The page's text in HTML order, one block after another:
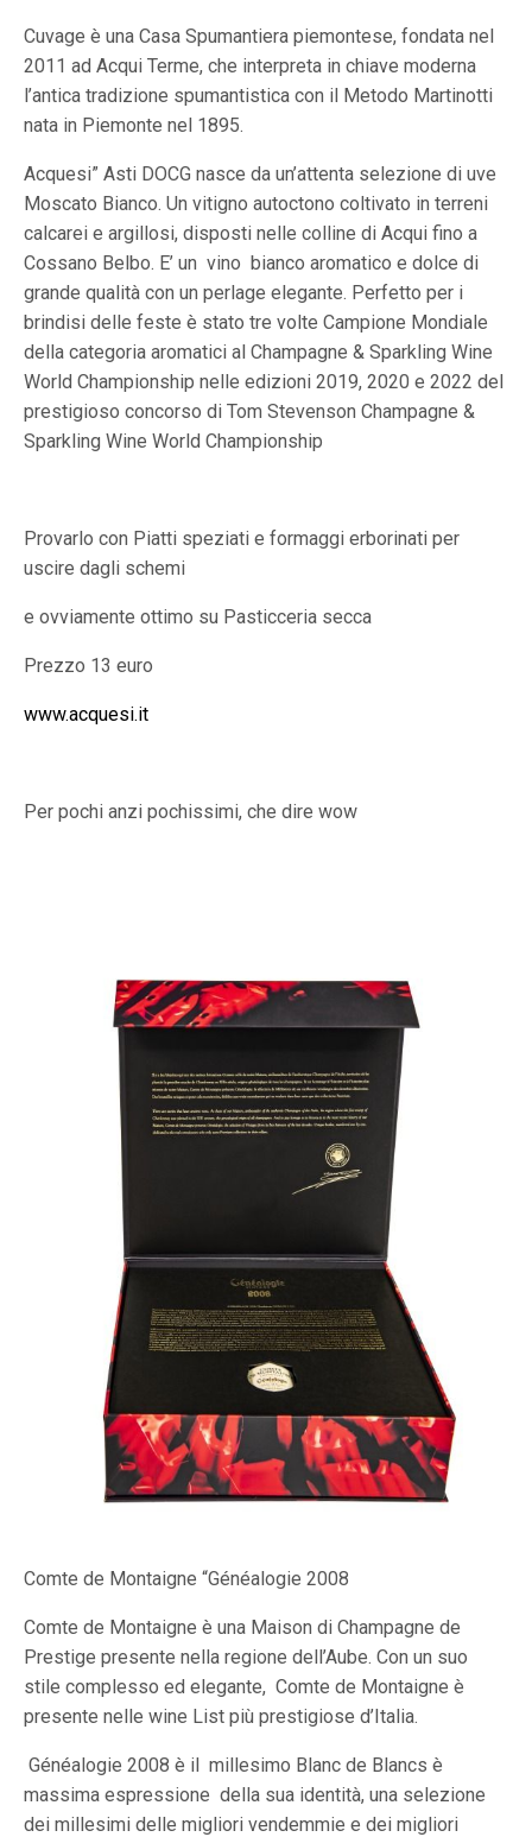
Cuvage è una Casa Spumantiera piemontese, fondata nel
2011 ad Acqui Terme, che interpreta in chiave moderna
l’antica tradizione spumantistica con il Metodo Martinotti
nata in Piemonte nel 1895.
Acquesi” Asti DOCG nasce da un’attenta selezione di uve
Moscato Bianco. Un vitigno autoctono coltivato in terreni
calcarei e argillosi, disposti nelle colline di Acqui fino a
Cossano Belbo. E’ un vino bianco aromatico e dolce di
grande qualità con un perlage elegante. Perfetto per i
brindisi delle feste è stato tre volte Campione Mondiale
della categoria aromatici al Champagne & Sparkling Wine
World Championship nelle edizioni 2019, 2020 e 2022 del
prestigioso concorso di Tom Stevenson Champagne &
Sparkling Wine World Championship
Provarlo con Piatti speziati e formaggi erborinati per
uscire dagli schemi
e ovviamente ottimo su Pasticceria secca
Prezzo 13 euro
www.acquesi.it
Per pochi anzi pochissimi, che dire wow
Comte de Montaigne “Généalogie 2008
Comte de Montaigne è una Maison di Champagne de
Prestige presente nella regione dell’Aube. Con un suo
stile complesso ed elegante, Comte de Montaigne è
presente nelle wine List più prestigiose d’Italia.
Généalogie 2008 è il millesimo Blanc de Blancs è
massima espressione della sua identità, una selezione
dei millesimi delle migliori vendemmie e dei migliori